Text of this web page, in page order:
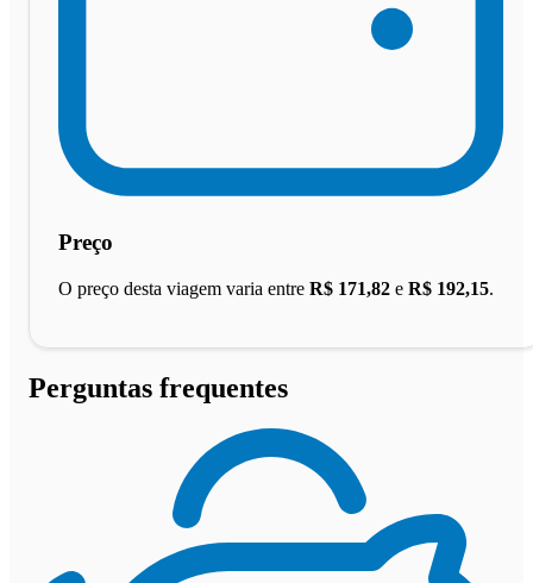
Preço
O preço desta viagem varia entre R$ 171,82 e R$ 192,15.
Perguntas frequentes